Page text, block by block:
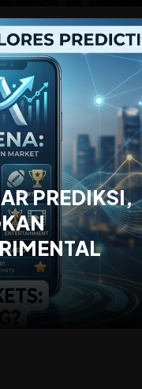
PREDIKSI,